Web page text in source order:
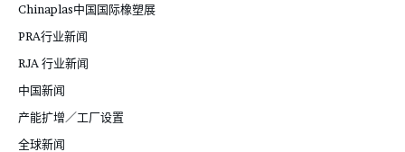
Chinaplas中国国际橡塑展
PRA行业新闻
RJA 行业新闻
中国新闻
产能扩增／工厂设置
全球新闻